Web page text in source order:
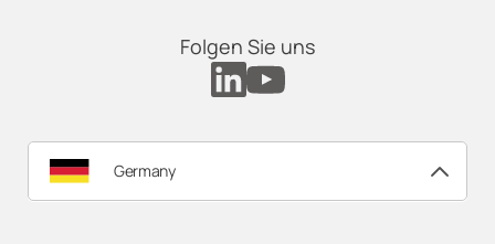
Folgen Sie uns
Germany